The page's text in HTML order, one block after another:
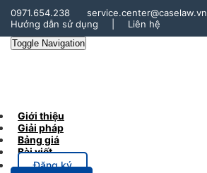
0971.654.238
service.center@caselaw.vn
Hướng dẫn sử dụng
Liên hệ
Toggle Navigation
Giới thiệu
Giải pháp
Bảng giá
Bài viết
Đăng ký